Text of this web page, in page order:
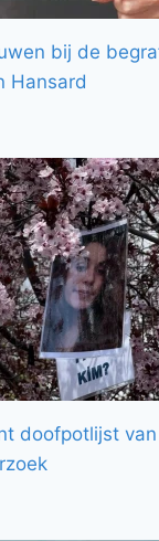
bij de
Hansard
doofpotlijst